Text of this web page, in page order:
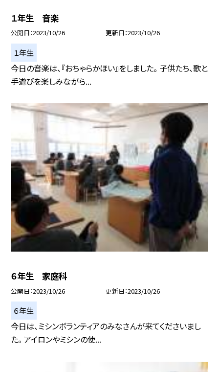
１年生 音楽
公開日 2023/10/26 更新日 2023/10/26
１年生
今日の音楽は、『おちゃらかほい』をしました。 子供たち、歌と
手遊びを楽しみながら...
６年生 家庭科
公開日 2023/10/26 更新日 2023/10/26
６年生
今日は、ミシンボランティアのみなさんが来てくださいまし
た。 アイロンやミシンの使...